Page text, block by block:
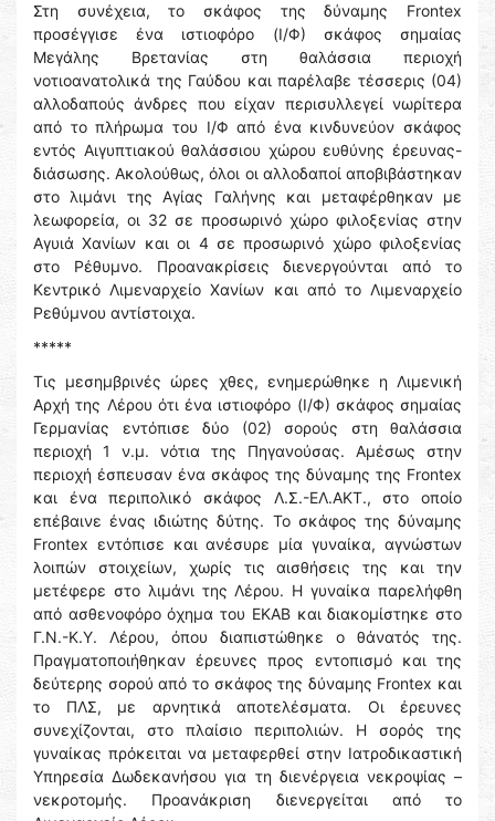
Στη συνέχεια, το σκάφος της δύναμης Frontex
προσέγγισε ένα ιστιοφόρο (Ι/Φ) σκάφος σημαίας
Μεγάλης Βρετανίας στη θαλάσσια περιοχή
νοτιοανατολικά της Γαύδου και παρέλαβε τέσσερις (04)
αλλοδαπούς άνδρες που είχαν περισυλλεγεί νωρίτερα
από το πλήρωμα του Ι/Φ από ένα κινδυνεύον σκάφος
εντός Αιγυπτιακού θαλάσσιου χώρου ευθύνης έρευνας-
διάσωσης. Ακολούθως, όλοι οι αλλοδαποί αποβιβάστηκαν
στο λιμάνι της Αγίας Γαλήνης και μεταφέρθηκαν με
λεωφορεία, οι 32 σε προσωρινό χώρο φιλοξενίας στην
Αγυιά Χανίων και οι 4 σε προσωρινό χώρο φιλοξενίας
στο Ρέθυμνο. Προανακρίσεις διενεργούνται από το
Κεντρικό Λιμεναρχείο Χανίων και από το Λιμεναρχείο
Ρεθύμνου αντίστοιχα.
*****
Τις μεσημβρινές ώρες χθες, ενημερώθηκε η Λιμενική
Αρχή της Λέρου ότι ένα ιστιοφόρο (Ι/Φ) σκάφος σημαίας
Γερμανίας εντόπισε δύο (02) σορούς στη θαλάσσια
περιοχή 1 ν.μ. νότια της Πηγανούσας. Αμέσως στην
περιοχή έσπευσαν ένα σκάφος της δύναμης της Frontex
και ένα περιπολικό σκάφος Λ.Σ.-ΕΛ.ΑΚΤ., στο οποίο
επέβαινε ένας ιδιώτης δύτης. Το σκάφος της δύναμης
Frontex εντόπισε και ανέσυρε μία γυναίκα, αγνώστων
λοιπών στοιχείων, χωρίς τις αισθήσεις της και την
μετέφερε στο λιμάνι της Λέρου. Η γυναίκα παρελήφθη
από ασθενοφόρο όχημα του ΕΚΑΒ και διακομίστηκε στο
Γ.Ν.-Κ.Υ. Λέρου, όπου διαπιστώθηκε ο θάνατός της.
Πραγματοποιήθηκαν έρευνες προς εντοπισμό και της
δεύτερης σορού από το σκάφος της δύναμης Frontex και
το ΠΛΣ, με αρνητικά αποτελέσματα. Οι έρευνες
συνεχίζονται, στο πλαίσιο περιπολιών. Η σορός της
γυναίκας πρόκειται να μεταφερθεί στην Ιατροδικαστική
Υπηρεσία Δωδεκανήσου για τη διενέργεια νεκροψίας –
νεκροτομής. Προανάκριση διενεργείται από το